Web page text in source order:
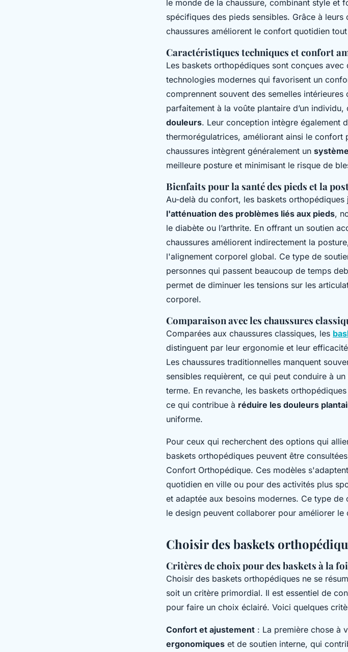
le monde de la chaussure, combinant style et
spécifiques des pieds sensibles. Grâce à leurs
chaussures améliorent le confort quotidien
Caractéristiques techniques et confort
Les baskets orthopédiques sont conçues
technologies modernes qui favorisent un
comprennent souvent des semelles
parfaitement à la voûte plantaire d’un
douleurs. Leur conception intègre également
thermorégulatrices, améliorant ainsi le confort
chaussures intègrent généralement un
meilleure posture et minimisant le risque de
Bienfaits pour la santé des pieds et la
Au-delà du confort, les baskets
l'atténuation des problèmes liés aux pieds,
le diabète ou l’arthrite. En offrant un soutien
chaussures améliorent indirectement la
l'alignement corporel global. Ce type de
personnes qui passent beaucoup de temps
permet de diminuer les tensions sur les
corporel.
Comparaison avec les chaussures
Comparées aux chaussures classiques, les
distinguent par leur ergonomie et leur
Les chaussures traditionnelles manquent
sensibles requièrent, ce qui peut conduire à
terme. En revanche, les baskets
ce qui contribue à réduire les douleurs
uniforme.
Pour ceux qui recherchent des options qui
baskets orthopédiques peuvent être
Confort Orthopédique. Ces modèles
quotidien en ville ou pour des activités plus
et adaptée aux besoins modernes. Ce type
le design peuvent collaborer pour améliorer
Choisir des baskets
Critères de choix pour des baskets à la
Choisir des baskets orthopédiques ne se
soit un critère primordial. Il est essentiel de
pour faire un choix éclairé. Voici quelques
Confort et ajustement : La première chose à
ergonomiques et de soutien interne, qui